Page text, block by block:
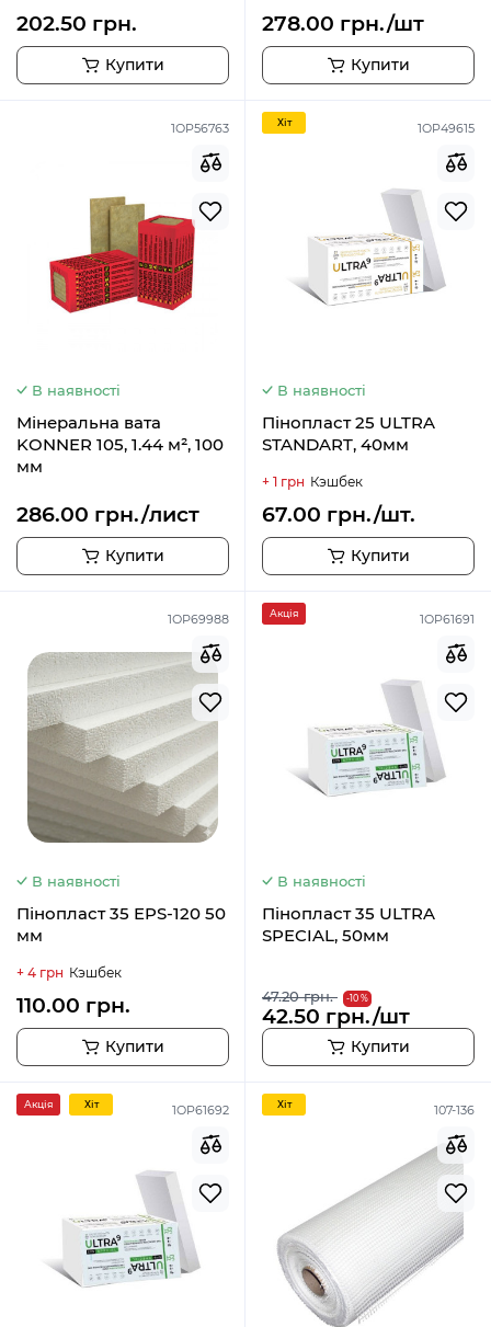
202.50 грн.
Купити
278.00 грн./шт
Купити
1OP56763
В наявності
Мінеральна вата
KONNER 105, 1.44 м², 100
мм
286.00 грн./лист
Купити
1OP49615
Хiт
В наявності
Пінопласт 25 ULTRA
STANDART, 40мм
+ 1 грн Кэшбек
67.00 грн./шт.
Купити
1ОР69988
В наявності
Пінопласт 35 EPS-120 50
мм
+ 4 грн Кэшбек
110.00 грн.
Купити
1OP61691
Акція
В наявності
Пінопласт 35 ULTRA
SPECIAL, 50мм
47.20 грн. -10 %
42.50 грн./шт
Купити
1OP61692
Акція Хiт 107-136
Хiт